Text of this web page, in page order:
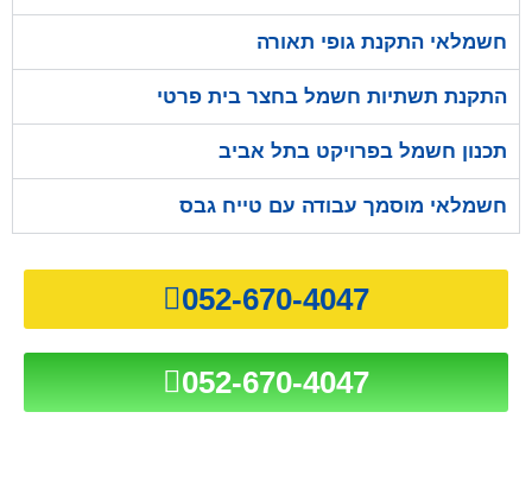
חשמלאי התקנת גופי תאורה
התקנת תשתיות חשמל בחצר בית פרטי
תכנון חשמל בפרויקט בתל אביב
חשמלאי מוסמך עבודה עם טייח גבס
052-670-4047
052-670-4047